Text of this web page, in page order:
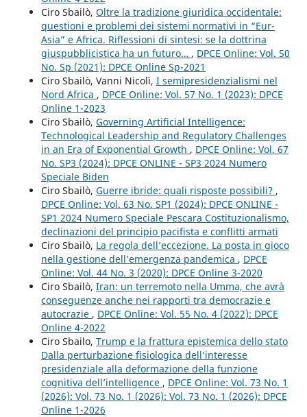
Ciro Sbailò, Oltre la tradizione giuridica occidentale:
questioni e problemi dei sistemi normativi in “Eur-
Asia” e Africa. Riflessioni di sintesi: se la dottrina
giuspubblicistica ha un futuro… , DPCE Online: Vol. 50
No. Sp (2021): DPCE Online Sp-2021
Ciro Sbailò, Vanni Nicolì, I semipresidenzialismi nel
Nord Africa , DPCE Online: Vol. 57 No. 1 (2023): DPCE
Online 1-2023
Ciro Sbailò, Governing Artificial Intelligence:
Technological Leadership and Regulatory Challenges
in an Era of Exponential Growth , DPCE Online: Vol. 67
No. SP3 (2024): DPCE ONLINE - SP3 2024 Numero
Speciale Biden
Ciro Sbailò, Guerre ibride: quali risposte possibili? ,
DPCE Online: Vol. 63 No. SP1 (2024): DPCE ONLINE -
SP1 2024 Numero Speciale Pescara Costituzionalismo,
declinazioni del principio pacifista e conflitti armati
Ciro Sbailò, La regola dell’eccezione. La posta in gioco
nella gestione dell’emergenza pandemica , DPCE
Online: Vol. 44 No. 3 (2020): DPCE Online 3-2020
Ciro Sbailò, Iran: un terremoto nella Umma, che avrà
conseguenze anche nei rapporti tra democrazie e
autocrazie , DPCE Online: Vol. 55 No. 4 (2022): DPCE
Online 4-2022
Ciro Sbailo, Trump e la frattura epistemica dello stato
Dalla perturbazione fisiologica dell’interesse
presidenziale alla deformazione della funzione
cognitiva dell’intelligence , DPCE Online: Vol. 73 No. 1
(2026): Vol. 73 No. 1 (2026): Vol. 73 No. 1 (2026): DPCE
Online 1-2026